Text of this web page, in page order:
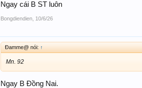
Ngay cái B ST luôn
Bongdiendien 10/6/26
Đamme@ nói: ↑
Mn. 92
Ngay B Đồng Nai.